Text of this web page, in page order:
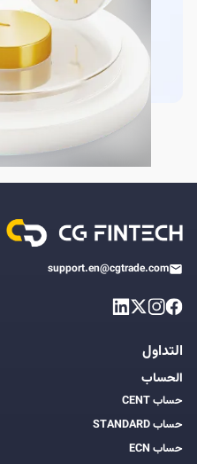
support.en@cgtrade.com
التداول
الحساب
حساب CENT
حساب STANDARD
حساب ECN